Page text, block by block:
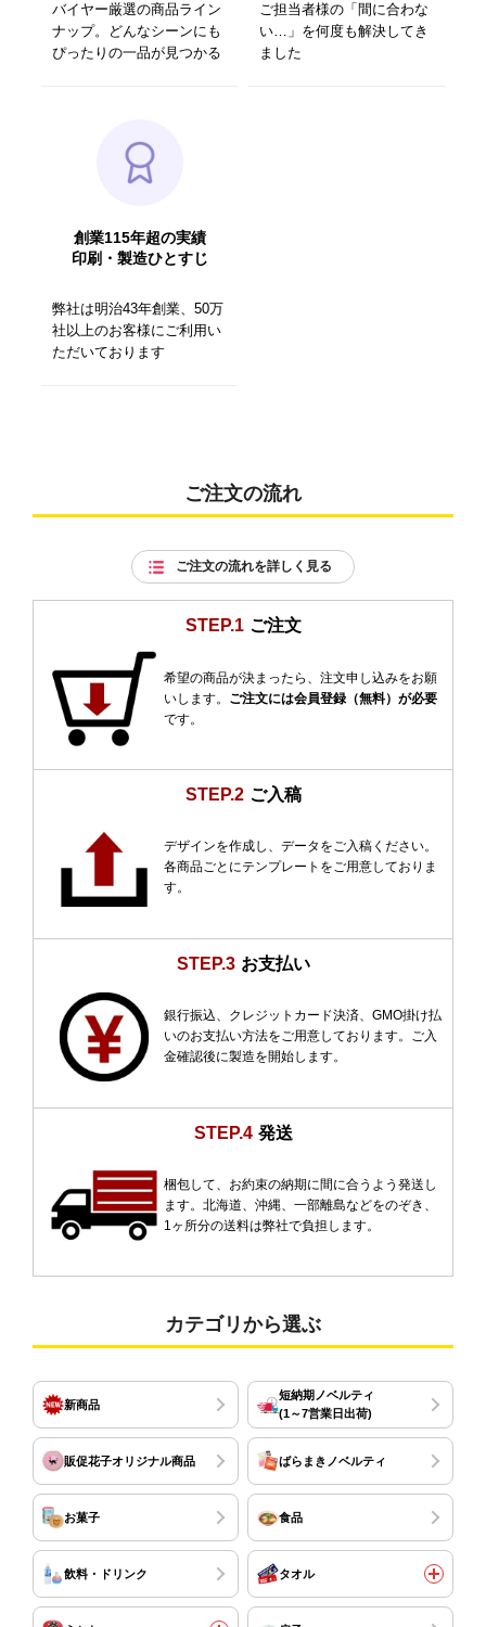
バイヤー厳選の商品ライン
ナップ。どんなシーンにも
ぴったりの一品が見つかる
ご担当者様の「間に合わな
い…」を何度も解決してき
ました
創業115年超の実績
印刷・製造ひとすじ
弊社は明治43年創業、50万
社以上のお客様にご利用い
ただいております
ご注文の流れ
ご注文の流れを詳しく見る
STEP.1 ご注文
希望の商品が決まったら、注文申し込みをお願
いします。 ご注文には会員登録（無料）が必要
です。
STEP.2 ご入稿
デザインを作成し、データをご入稿ください。
各商品ごとにテンプレートをご用意しておりま
す。
STEP.3 お支払い
銀行振込、クレジットカード決済、GMO掛け払
いのお支払い方法をご用意しております。ご入
金確認後に製造を開始します。
STEP.4 発送
梱包して、お約束の納期に間に合うよう発送し
ます。北海道、沖縄、一部離島などをのぞき、
1ヶ所分の送料は弊社で負担します。
カテゴリから選ぶ
新商品
短納期ノベルティ
(1～7営業日出荷)
販促花子オリジナル商品 ばらまきノベルティ
お菓子 食品
飲料・ドリンク タオル